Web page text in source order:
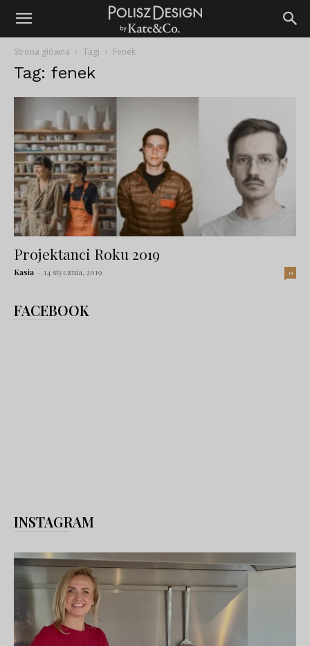
Strona główna Tagi Fenek
Tag: fenek
Projektanci Roku 2019
Kasia - 14 stycznia, 2019 0
FACEBOOK
INSTAGRAM